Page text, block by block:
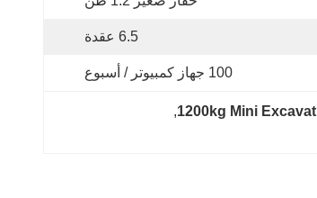
6.5 عقدة
100 جهاز كمبيوتر / أسبوع
1200kg Mini
,